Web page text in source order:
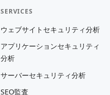
SERVICES
ウェブサイトセキュリティ分析
アプリケーションセキュリティ
分析
サーバーセキュリティ分析
SEO監査